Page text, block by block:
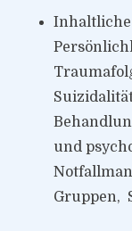
und
Gruppen,